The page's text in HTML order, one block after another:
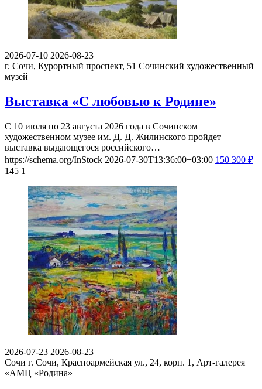
2026-07-10 2026-08-23
г. Сочи, Курортный проспект, 51 Сочинский художественный
музей
Выставка «С любовью к Родине»
С 10 июля по 23 августа 2026 года в Сочинском
художественном музее им. Д. Д. Жилинского пройдет
выставка выдающегося российского…
https://schema.org/InStock 2026-07-30T13:36:00+03:00 150 300 ₽
145 1
2026-07-23 2026-08-23
Сочи г. Сочи, Красноармейская ул., 24, корп. 1, Арт-галерея
«АМЦ «Родина»